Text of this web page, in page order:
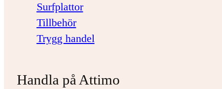
Surfplattor
Tillbehör
Trygg handel
Handla på Attimo